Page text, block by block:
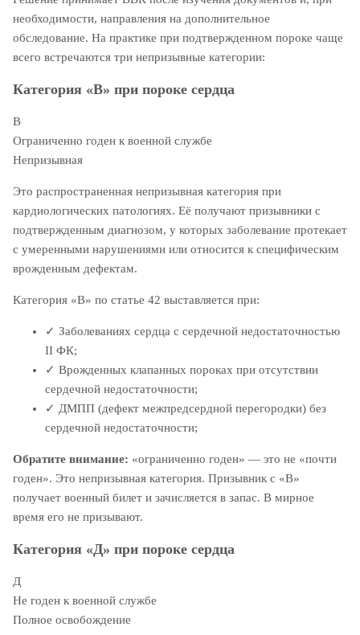
необходимости, направления на дополнительное
обследование. На практике при подтвержденном пороке чаще
всего встречаются три непризывные категории:
Категория «В» при пороке сердца
В
Ограниченно годен к военной службе
Непризывная
Это распространенная непризывная категория при
кардиологических патологиях. Её получают призывники с
подтвержденным диагнозом, у которых заболевание протекает
с умеренными нарушениями или относится к специфическим
врожденным дефектам.
Категория «В» по статье 42 выставляется при:
✓ Заболеваниях сердца с сердечной недостаточностью
II ФК;
✓ Врожденных клапанных пороках при отсутствии
сердечной недостаточности;
✓ ДМПП (дефект межпредсердной перегородки) без
сердечной недостаточности;
Обратите внимание: «ограниченно годен» — это не «почти
годен». Это непризывная категория. Призывник с «В»
получает военный билет и зачисляется в запас. В мирное
время его не призывают.
Категория «Д» при пороке сердца
Д
Не годен к военной службе
Полное освобождение